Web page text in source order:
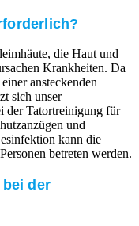
die Haut und
Krankheiten. Da
ansteckenden
sich unser
der Tatortreinigung für
und
kann die
betreten werden.
der